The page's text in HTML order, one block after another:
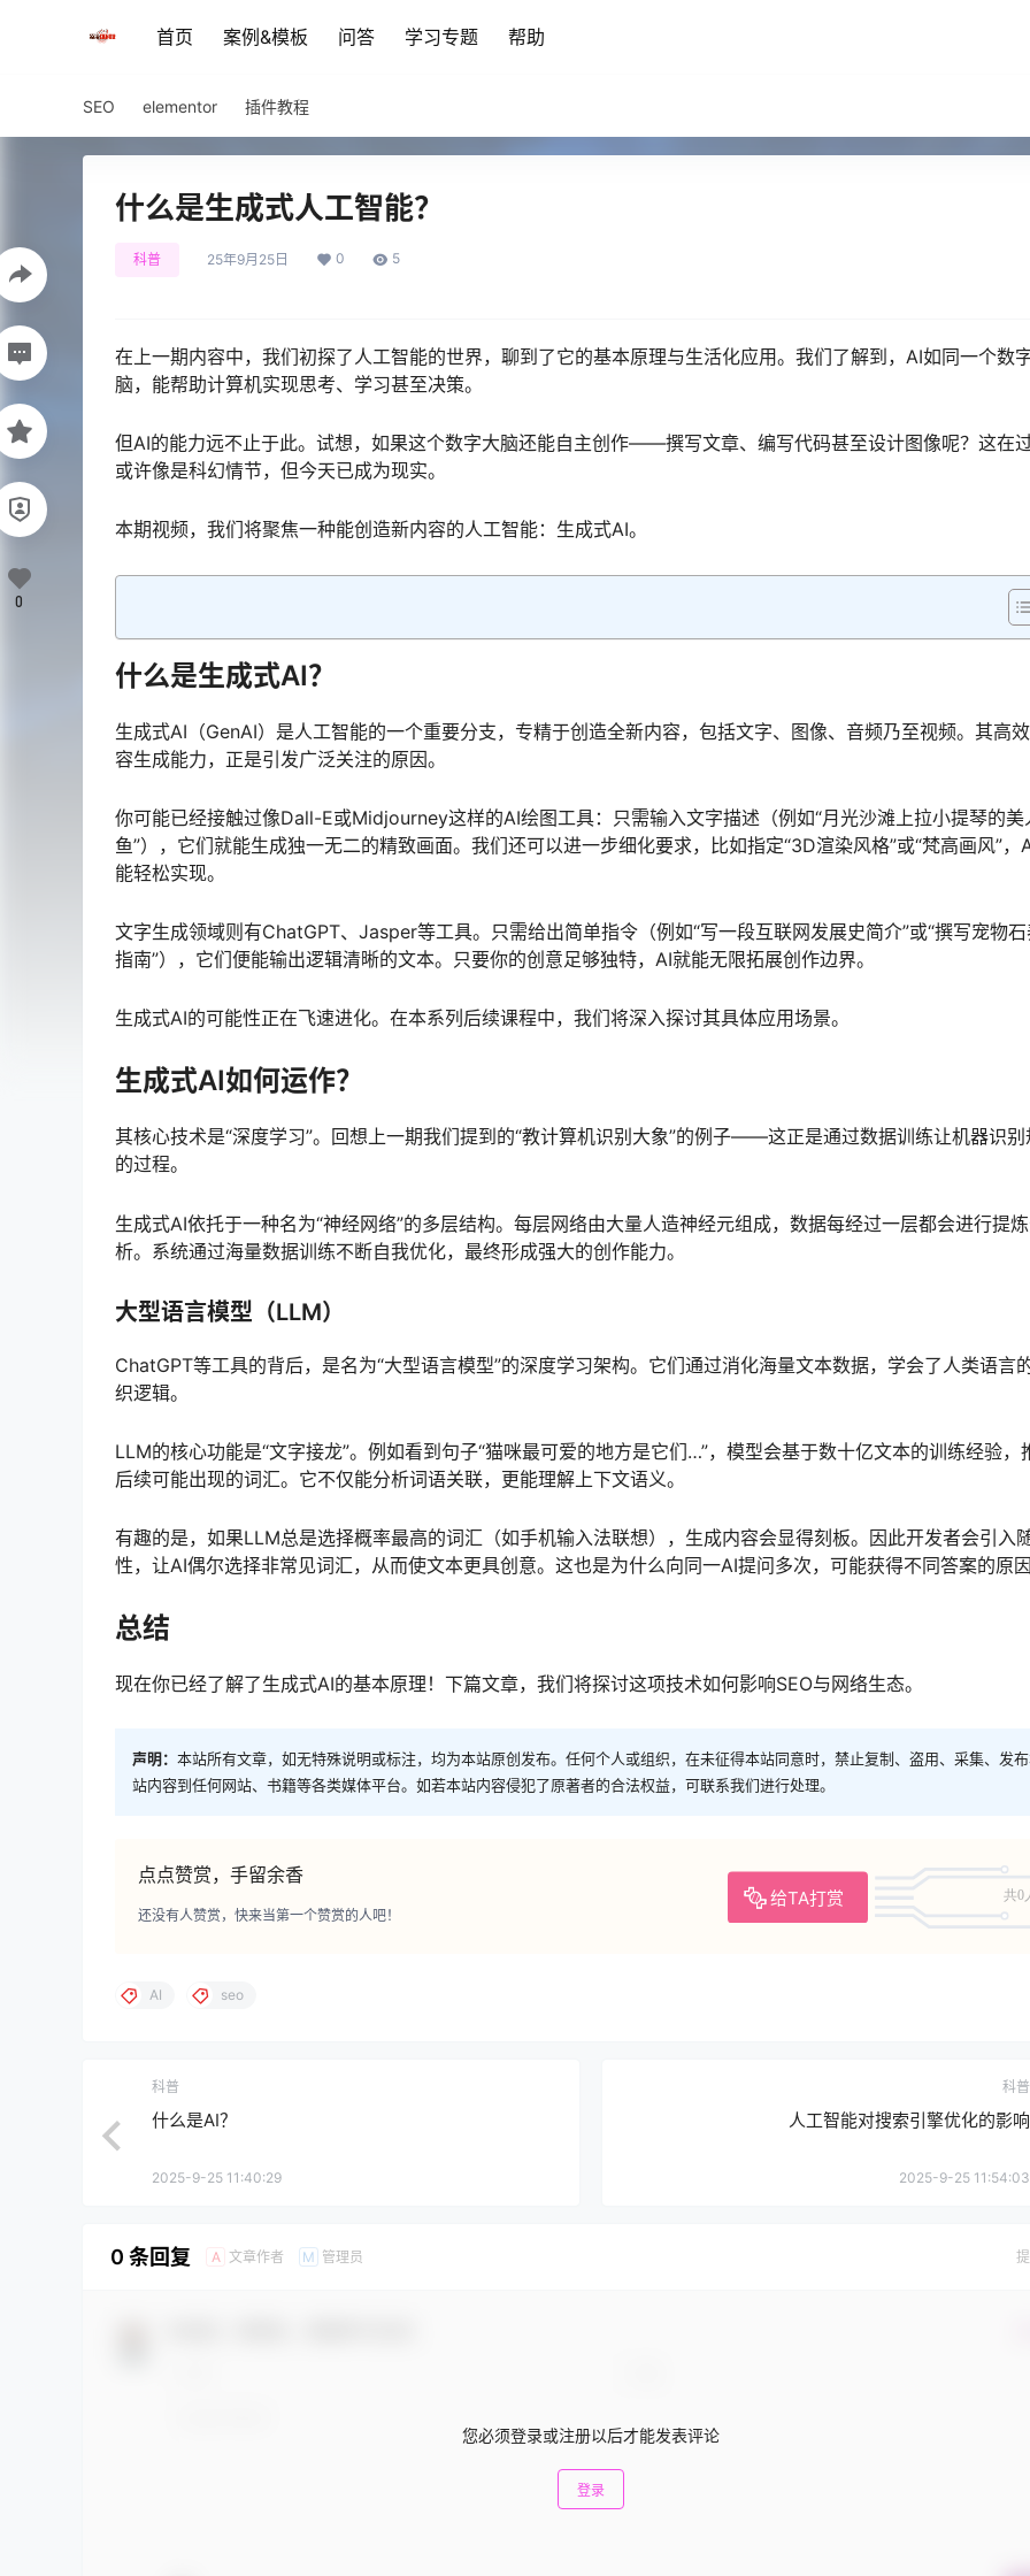
首页 案例&模板 问答 学习专题 帮助
SEO elementor 插件教程
什么是生成式人工智能？
科普 25年9月25日 0 5
在上一期内容中，我们初探了人工智能的世界，聊到了它的基本原理与生活化应用。我们了解到，AI如同一个数
脑，能帮助计算机实现思考、学习甚至决策。
但AI的能力远不止于此。试想，如果这个数字大脑还能自主创作——撰写文章、编写代码甚至设计图像呢？这在
或许像是科幻情节，但今天已成为现实。
本期视频，我们将聚焦一种能创造新内容的人工智能：生成式AI。
什么是生成式AI？
生成式AI（GenAI）是人工智能的一个重要分支，专精于创造全新内容，包括文字、图像、音频乃至视频。其高
容生成能力，正是引发广泛关注的原因。
你可能已经接触过像Dall-E或Midjourney这样的AI绘图工具：只需输入文字描述（例如“月光沙滩上拉小提琴的美
鱼”），它们就能生成独一无二的精致画面。我们还可以进一步细化要求，比如指定“3D渲染风格”或“梵高画风”，
能轻松实现。
文字生成领域则有ChatGPT、Jasper等工具。只需给出简单指令（例如“写一段互联网发展史简介”或“撰写宠物
指南”），它们便能输出逻辑清晰的文本。只要你的创意足够独特，AI就能无限拓展创作边界。
生成式AI的可能性正在飞速进化。在本系列后续课程中，我们将深入探讨其具体应用场景。
生成式AI如何运作？
其核心技术是“深度学习”。回想上一期我们提到的“教计算机识别大象”的例子——这正是通过数据训练让机器识别
的过程。
生成式AI依托于一种名为“神经网络”的多层结构。每层网络由大量人造神经元组成，数据每经过一层都会进行提
析。系统通过海量数据训练不断自我优化，最终形成强大的创作能力。
大型语言模型（LLM）
ChatGPT等工具的背后，是名为“大型语言模型”的深度学习架构。它们通过消化海量文本数据，学会了人类语言
织逻辑。
LLM的核心功能是“文字接龙”。例如看到句子“猫咪最可爱的地方是它们…”，模型会基于数十亿文本的训练经验，
后续可能出现的词汇。它不仅能分析词语关联，更能理解上下文语义。
有趣的是，如果LLM总是选择概率最高的词汇（如手机输入法联想），生成内容会显得刻板。因此开发者会引入
性，让AI偶尔选择非常见词汇，从而使文本更具创意。这也是为什么向同一AI提问多次，可能获得不同答案的原因
总结
现在你已经了解了生成式AI的基本原理！下篇文章，我们将探讨这项技术如何影响SEO与网络生态。
声明： 本站所有文章，如无特殊说明或标注，均为本站原创发布。任何个人或组织，在未征得本站同意时，禁止复制、盗用、采集、发
站内容到任何网站、书籍等各类媒体平台。如若本站内容侵犯了原著者的合法权益，可联系我们进行处理。
点点赞赏，手留余香
给TA打赏 共0
还没有人赞赏，快来当第一个赞赏的人吧！
0
AI seo
科普
什么是AI？
2025-9-25 11:40:29
科普
人工智能对搜索引擎优化的影响
2025-9-25 11:54:03
0 条回复 A 文章作者 M 管理员
您必须登录或注册以后才能发表评论
登录